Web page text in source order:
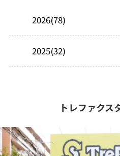
2026(78)
2025(32)
トレファクス